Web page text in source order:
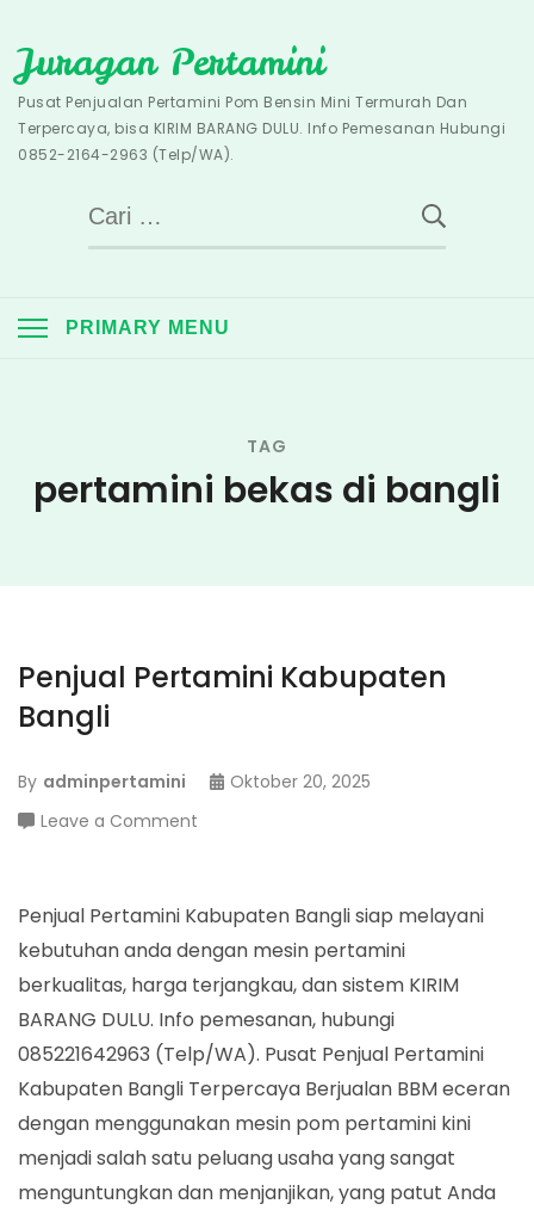
to
content
Juragan Pertamini
Pusat Penjualan Pertamini Pom Bensin Mini Termurah Dan
Terpercaya, bisa KIRIM BARANG DULU. Info Pemesanan Hubungi
0852-2164-2963 (Telp/WA).
Cari
untuk:
PRIMARY MENU
TAG
pertamini bekas di bangli
Penjual Pertamini Kabupaten
Bangli
By adminpertamini
Oktober 20, 2025
Leave a Comment
Kabupaten
Bangli
Penjual Pertamini Kabupaten Bangli siap melayani
kebutuhan anda dengan mesin pertamini
berkualitas, harga terjangkau, dan sistem KIRIM
BARANG DULU. Info pemesanan, hubungi
085221642963 (Telp/WA). Pusat Penjual Pertamini
Kabupaten Bangli Terpercaya Berjualan BBM eceran
dengan menggunakan mesin pom pertamini kini
menjadi salah satu peluang usaha yang sangat
menguntungkan dan menjanjikan, yang patut Anda